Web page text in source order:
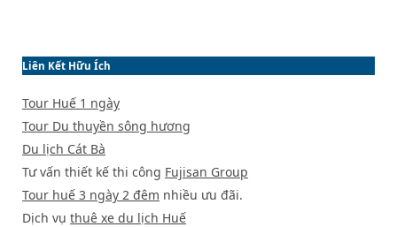
Liên Kết Hữu Ích
Tour Huế 1 ngày
Tour Du thuyền sông hương
Du lịch Cát Bà
Tư vấn thiết kế thi công Fujisan Group
Tour huế 3 ngày 2 đêm nhiều ưu đãi.
Dịch vụ thuê xe du lịch Huế